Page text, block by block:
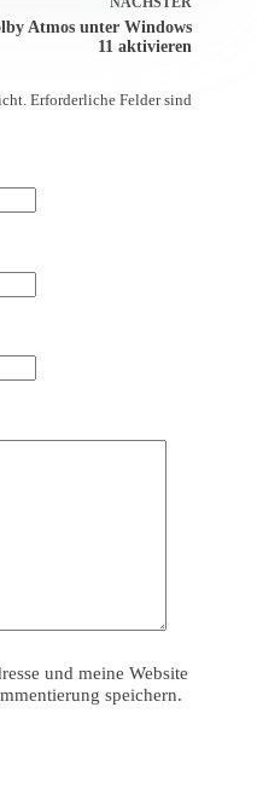
Atmos unter Windows
11 aktivieren
Erforderliche Felder sind
und meine Website
speichern.